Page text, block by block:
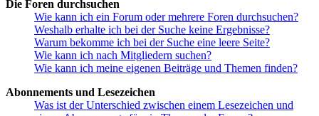
Die Foren durchsuchen
Wie kann ich ein Forum oder mehrere Foren durchsuchen?
Weshalb erhalte ich bei der Suche keine Ergebnisse?
Warum bekomme ich bei der Suche eine leere Seite?
Wie kann ich nach Mitgliedern suchen?
Wie kann ich meine eigenen Beiträge und Themen finden?
Abonnements und Lesezeichen
Was ist der Unterschied zwischen einem Lesezeichen und